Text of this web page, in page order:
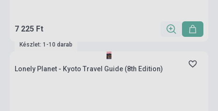
7 225 Ft
Készlet: 1-10 darab
Lonely Planet - Kyoto Travel Guide (8th Edition)